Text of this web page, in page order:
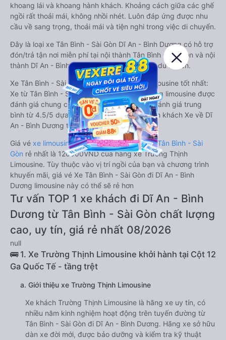
khoang lái và khoang hành khách. Khoảng cách giữa các ghế
ngồi rất thoải mái, không nhồi nhét. Luôn đáp ứng được nhu
cầu về sang trọng, thoải mái và tiện nghi trong việc di chuyển.
Đây là loại xe Tân Bình - Sài Gòn Dĩ An - Bình Dương có hỗ trợ
đón/trả tận nơi miễn phí tại nội thành Tân Bình - Sài Gòn và nội
thành Dĩ An - Bình Dương, rất thuận tiện cho du khách.
Xe Tân Bình - Sài Gòn Dĩ An - Bình Dương limousine tốt nhất:
Xe từ Tân Bình - Sài Gòn đi Dĩ An - Bình Dương limousine được
đánh giá chung có chất lượng Tốt với điểm đánh giá trung
bình từ 4.5/5 dựa trên 261 phản hồi của hành khách Xe về Dĩ
An - Bình Dương từ Tân Bình - Sài Gòn.
Giá vé xe limousine đi Dĩ An - Bình Dương từ Tân Bình - Sài
Gòn rẻ nhất là 120000VND của hãng xe Trường Thịnh
Limousine. Tùy thuộc vào vị trí ngồi của bạn và chương trình
khuyến mãi, giá vé Xe Tân Bình - Sài Gòn đi Dĩ An - Bình
Dương limousine này có thể sẽ rẻ hơn
Tư vấn TOP 1 xe khách đi Dĩ An - Bình
Dương từ Tân Bình - Sài Gòn chất lượng
cao, uy tín, giá rẻ nhất 08/2026
null
🚌 1. Xe Trường Thịnh Limousine khởi hành tại Cột 12
Ga Quốc Tế - tầng trệt
a. Giới thiệu xe Trường Thịnh Limousine
Xe khách Trường Thịnh Limousine là hãng xe uy tín, có
nhiều năm kinh nghiệm hoạt động trên tuyến đường từ
Tân Bình - Sài Gòn đi Dĩ An - Bình Dương. Hãng xe sở hữu
dàn xe đời mới, được bảo dưỡng và kiểm tra kỹ thuật